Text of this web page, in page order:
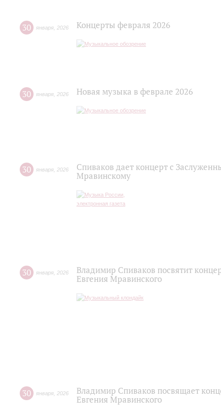
30 января 2026 Концерты февраля 2026
30 января 2026 Новая музыка в феврале 2026
30 января 2026
Спиваков дает концерт с
Мравинскому
30 января 2026
Владимир Спиваков посвятит
Евгения Мравинского
30 января 2026
Владимир Спиваков посвящает
Евгения Мравинского